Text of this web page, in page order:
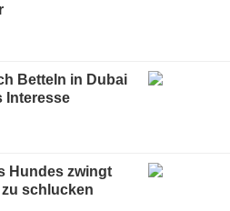
Betteln in Dubai
Interesse
Hundes zwingt
zu schlucken